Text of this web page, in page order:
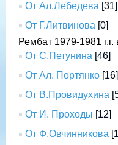
От Ал.Лебедева [31]
От Г.Литвинова [0]
Рембат 1979-1981 г.г.
От С.Петунина [46]
От Ал. Портянко [16]
От В.Провидухина
От И. Проходы [12]
От Ф.Овчинникова